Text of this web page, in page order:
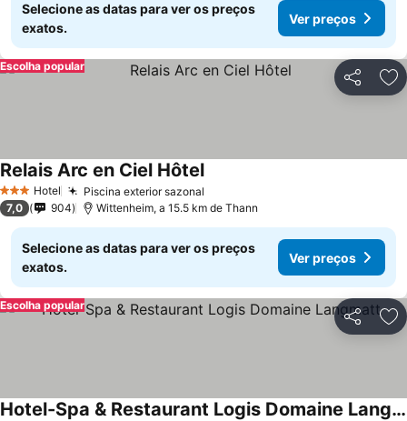
Selecione as datas para ver os preços
exatos.
Ver preços
Partilhar
Escolha popular
3 EstrelasHotel Piscina exterior sazonal
Relais Arc en Ciel Hôtel
7,0 904 Wittenheim, a 15.5 km de Thann
Selecione as datas para ver os preços
exatos.
Ver preços
Partilhar
Escolha popular
Hotel-Spa & Restaurant Logis Domaine Langmatt